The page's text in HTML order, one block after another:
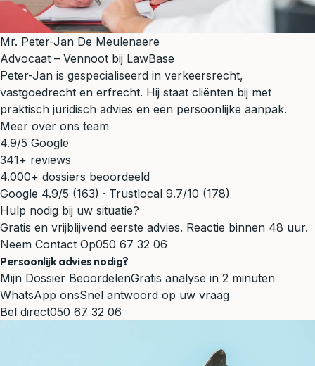
Mr. Peter-Jan De Meulenaere
Advocaat – Vennoot bij LawBase
Peter-Jan is gespecialiseerd in verkeersrecht,
vastgoedrecht en erfrecht. Hij staat cliënten bij met
praktisch juridisch advies en een persoonlijke aanpak.
Meer over ons team
4.9/5 Google
341+ reviews
4.000+ dossiers beoordeeld
Google 4.9/5 (163) · Trustlocal 9.7/10 (178)
Hulp nodig bij uw situatie?
Gratis en vrijblijvend eerste advies. Reactie binnen 48 uur.
Neem Contact Op050 67 32 06
Persoonlijk advies nodig?
Mijn Dossier BeoordelenGratis analyse in 2 minuten
WhatsApp onsSnel antwoord op uw vraag
Bel direct050 67 32 06